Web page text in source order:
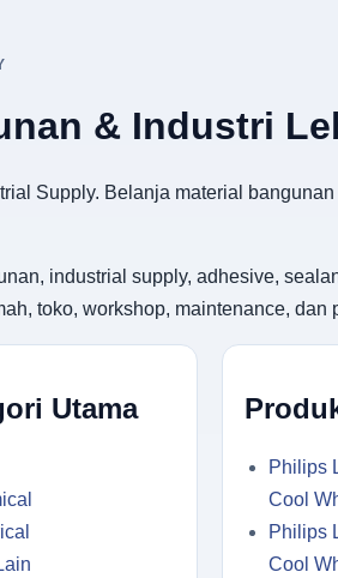
& Industri
Supply. Belanja material
industrial supply, adhesive,
toko, workshop, maintenance, dan
Utama
Philips
Cool
Philips
Cool